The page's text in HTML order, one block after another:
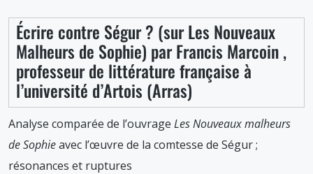
Écrire contre Ségur ? (sur Les Nouveaux
Malheurs de Sophie) par Francis Marcoin ,
professeur de littérature française à
l’université d’Artois (Arras)
Analyse comparée de l’ouvrage Les Nouveaux malheurs
de Sophieavec l’œuvre de la comtesse de Ségur ;
résonances et ruptures